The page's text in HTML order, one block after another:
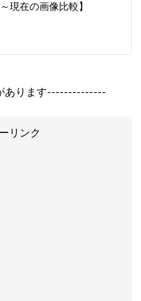
現在の画像比較】
あります--------------
リンク